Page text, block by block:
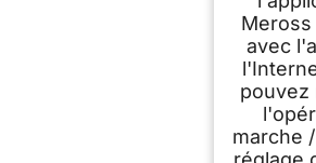
avec
pouvez
marche